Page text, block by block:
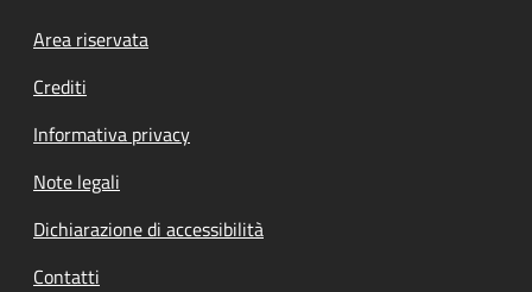
Footer menu
Area riservata
Crediti
Informativa privacy
Note legali
Dichiarazione di accessibilità
Contatti